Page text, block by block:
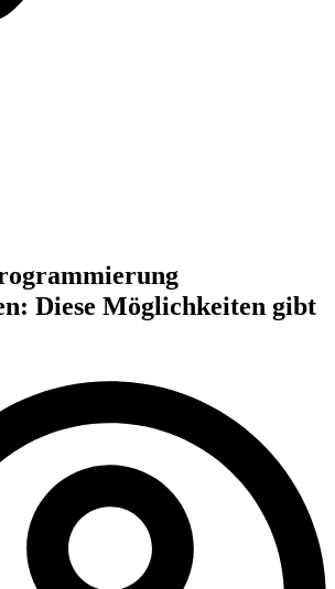
Diese Möglichkeiten gibt